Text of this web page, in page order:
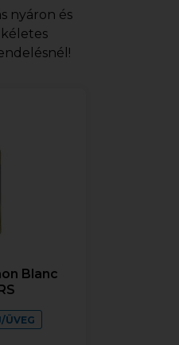
nyáron és
Blanc
ÜVEG